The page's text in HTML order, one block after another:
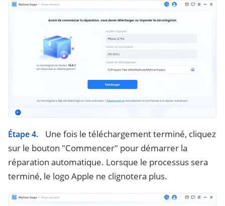
Étape 4.
Une fois le téléchargement terminé, cliquez
sur le bouton "Commencer" pour démarrer la
réparation automatique. Lorsque le processus sera
terminé, le logo Apple ne clignotera plus.